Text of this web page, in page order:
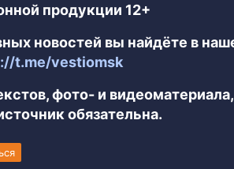
продукции 12+
новостей вы найдёте в
t.me/vestiomsk
фото- и
обязательна.